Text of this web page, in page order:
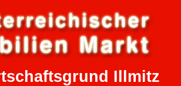
Illmitz